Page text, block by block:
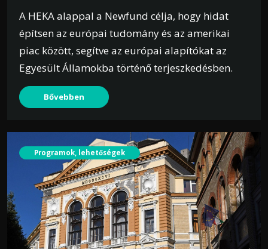
A HEKA alappal a Newfund célja, hogy hidat
építsen az európai tudomány és az amerikai
piac között, segítve az európai alapítókat az
Egyesült Államokba történő terjeszkedésben.
Bővebben
Programok, lehetőségek